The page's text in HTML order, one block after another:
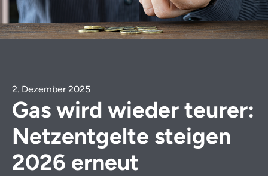
2. Dezember 2025
Gas wird wieder teurer:
Netzentgelte steigen
2026 erneut